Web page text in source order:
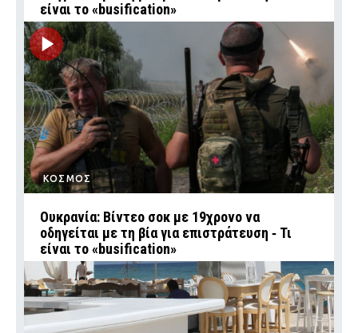
είναι το «busification»
ΚΟΣΜΟΣ
Ουκρανία: Βίντεο σοκ με 19χρονο να
οδηγείται με τη βία για επιστράτευση ‑ Τι
είναι το «busification»